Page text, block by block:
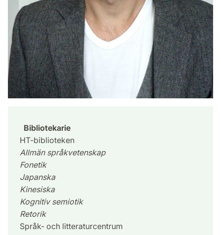
Bibliotekarie
HT-biblioteken
Allmän språkvetenskap
Fonetik
Japanska
Kinesiska
Kognitiv semiotik
Retorik
Språk- och litteraturcentrum